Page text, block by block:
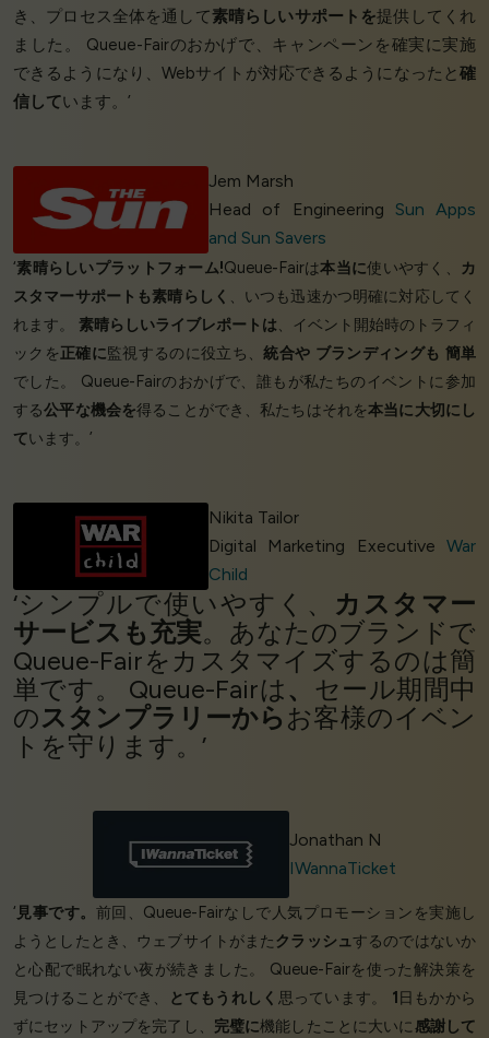
き、プロセス全体を通して素晴らしいサポートを提供してくれ
ました。 Queue-Fairのおかげで、キャンペーンを確実に実施
できるようになり、Webサイトが対応できるようになったと確
信しています。’
Jem Marsh
Head of Engineering Sun Apps
and Sun Savers
‘素晴らしいプラットフォーム!Queue-Fairは本当に使いやすく、
カ
スタマーサポートも素晴らしく 、いつも迅速かつ明確に対応してく
れます。 素晴らしいライブレポートは、イベント開始時のトラフィ
ックを正確に監視するのに役立ち、統合や ブランディングも 簡単
でした。 Queue-Fairのおかげで、誰もが私たちのイベントに参加
する公平な機会を得ることができ、私たちはそれを本当に大切にし
ています。’
Nikita Tailor
Digital Marketing Executive War
Child
‘シンプルで使いやすく、 カスタマー
サービスも充実。あなたのブランドで
Queue-Fairをカスタマイズするのは簡
単です。 Queue-Fairは、 セール期間中
のスタンプラリーから お客様のイベン
トを守ります。’
Jonathan N
IWannaTicket
‘ 見事です。 前回、Queue-Fairなしで人気プロモーションを実施し
ようとしたとき、ウェブサイトがまた クラッシュするのではないか
と心配で眠れない夜が続きました。 Queue-Fairを使った解決策を
見つけることができ、
とてもうれしく 思っています。 1 日もかから
ずにセットアップを完了し、 完璧に機能したことに大いに感謝して